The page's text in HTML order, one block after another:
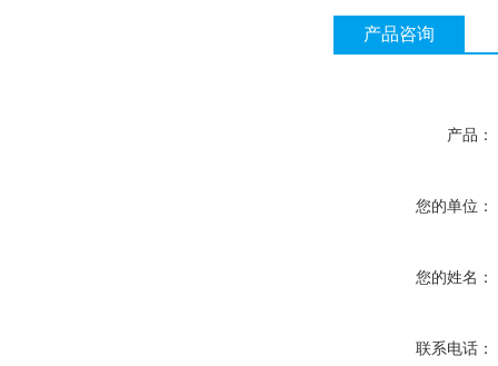
产品咨询
产品：
您的单位：
您的姓名：
联系电话：